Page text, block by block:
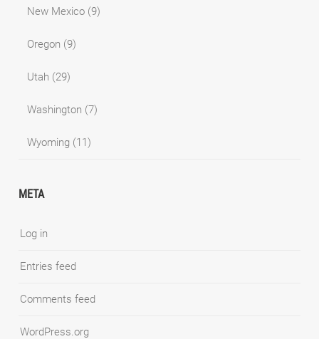
New Mexico (9)
Oregon (9)
Utah (29)
Washington (7)
Wyoming (11)
META
Log in
Entries feed
Comments feed
WordPress.org